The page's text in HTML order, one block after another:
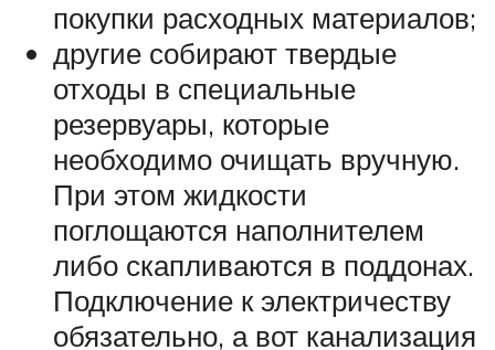
покупки расходных материалов;
другие собирают твердые
отходы в специальные
резервуары, которые
необходимо очищать вручную.
При этом жидкости
поглощаются наполнителем
либо скапливаются в поддонах.
Подключение к электричеству
обязательно, а вот канализация